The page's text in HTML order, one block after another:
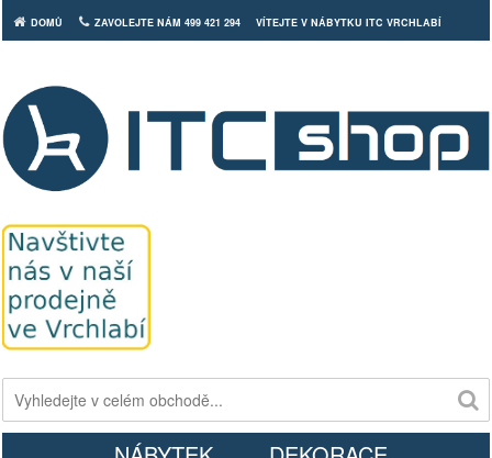
DOMŮ ZAVOLEJTE NÁM 499 421 294 VÍTEJTE V NÁBYTKU ITC VRCHLABÍ